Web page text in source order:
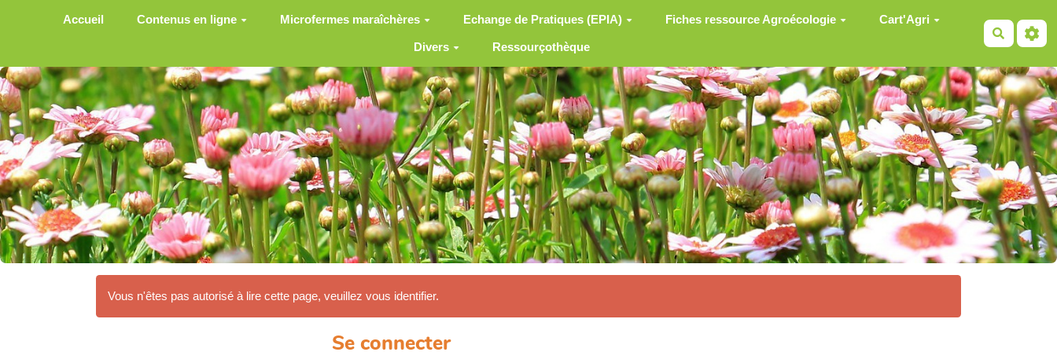
Aller au contenu principal
Accueil Contenus en ligne Microfermes maraîchères Echange de Pratiques (EPIA) Fiches ressource Agroécologie Cart'Agri
Divers Ressourçothèque
Vous n'êtes pas autorisé à lire cette page, veuillez vous identifier.
Se connecter